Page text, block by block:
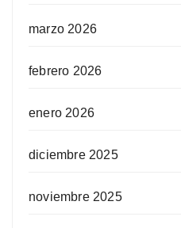
marzo 2026
febrero 2026
enero 2026
diciembre 2025
noviembre 2025